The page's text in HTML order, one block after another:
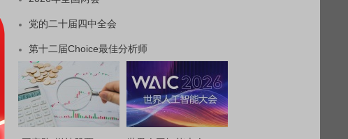
党的二十届四中全会
第十二届Choice最佳分析师